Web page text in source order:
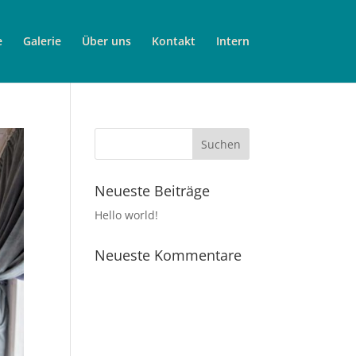
Galerie Über uns Kontakt Intern
Neueste Beiträge
Hello world!
Neueste Kommentare